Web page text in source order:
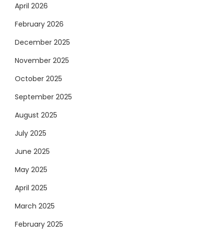
April 2026
February 2026
December 2025
November 2025
October 2025
September 2025
August 2025
July 2025
June 2025
May 2025
April 2025
March 2025
February 2025